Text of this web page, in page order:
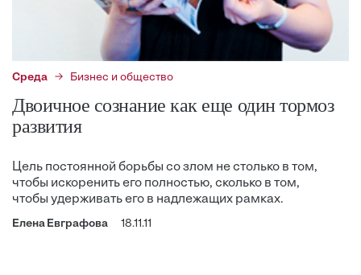
Среда Бизнес и общество
Двоичное сознание как еще один тормоз
развития
Цель постоянной борьбы со злом не столько в том,
чтобы искоренить его полностью, сколько в том,
чтобы удерживать его в надлежащих рамках.
Елена Евграфова 18.11.11